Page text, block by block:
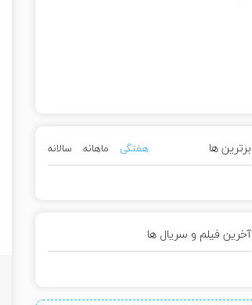
برترین ها هفتگی ماهانه سالانه
آخرین فیلم و سریال ها